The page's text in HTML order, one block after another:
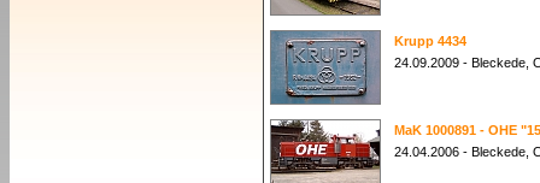
Krupp 4434
24.09.2009 - Bleckede,
MaK 1000891 - OHE
24.04.2006 - Bleckede,